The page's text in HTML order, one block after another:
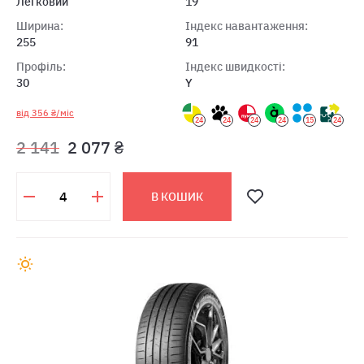
Ширина:
255
Профіль:
30
Індекс навантаження:
91
Індекс швидкості:
Y
від 356 ₴/міс
24 24 24 24 15 24
2 141 2 077 ₴
В КОШИК